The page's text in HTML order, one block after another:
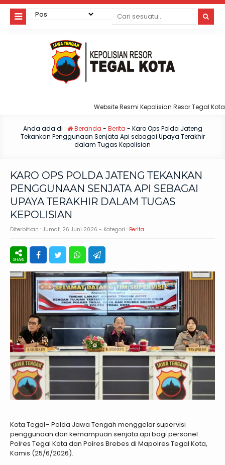
Website Resmi Kepolisian Resor Tegal Kota
Anda ada di : Beranda - Berita - Karo Ops Polda Jateng
Tekankan Penggunaan Senjata Api sebagai Upaya Terakhir
dalam Tugas Kepolisian
KARO OPS POLDA JATENG TEKANKAN
PENGGUNAAN SENJATA API SEBAGAI
UPAYA TERAKHIR DALAM TUGAS
KEPOLISIAN
Diterbitkan : Jumat, 26 Juni 2026 - Kategori : Berita
Kota Tegal– Polda Jawa Tengah menggelar supervisi
penggunaan dan kemampuan senjata api bagi personel
Polres Tegal Kota dan Polres Brebes di Mapolres Tegal Kota,
Kamis (25/6/2026).